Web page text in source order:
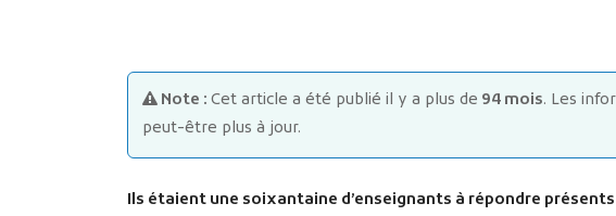
Note : Cet article a été publié il y a plus de 94 mois. Les
peut-être plus à jour.
Ils étaient une soixantaine d’enseignants à répondre